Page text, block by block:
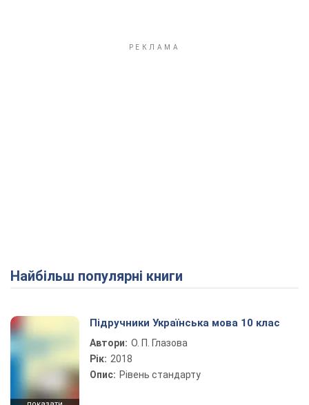
Найбільш популярні книги
Підручники Українська мова 10 клас
Автори: О. П. Глазова
Рік: 2018
Опис: Рівень стандарту